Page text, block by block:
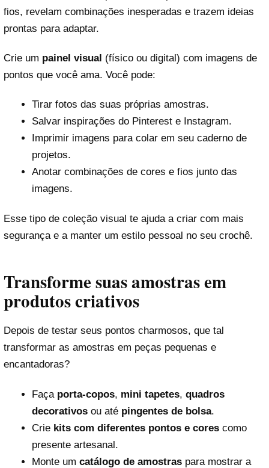
fios, revelam combinações inesperadas e trazem ideias
prontas para adaptar.
Crie um painel visual (físico ou digital) com imagens de
pontos que você ama. Você pode:
Tirar fotos das suas próprias amostras.
Salvar inspirações do Pinterest e Instagram.
Imprimir imagens para colar em seu caderno de
projetos.
Anotar combinações de cores e fios junto das
imagens.
Esse tipo de coleção visual te ajuda a criar com mais
segurança e a manter um estilo pessoal no seu crochê.
Transforme suas amostras em
produtos criativos
Depois de testar seus pontos charmosos, que tal
transformar as amostras em peças pequenas e
encantadoras?
Faça porta-copos, mini tapetes, quadros
decorativosou até pingentes de bolsa.
Crie kits com diferentes pontos e corescomo
presente artesanal.
Monte um catálogo de amostraspara mostrar a